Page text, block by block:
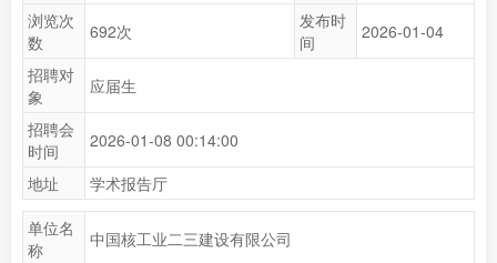
浏览次
数
692次
发布时
间
2026-01-04
招聘对
象
应届生
招聘会
时间
2026-01-08 00:14:00
地址
学术报告厅
单位名
称
中国核工业二三建设有限公司